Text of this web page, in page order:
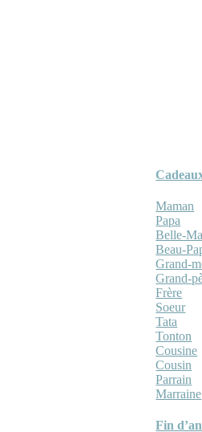
Maman
Papa
Belle-
Beau-
Grand-
Grand-
Frère
Soeur
Tata
Tonton
Cousine
Cousin
Parrain
Marraine
Fin